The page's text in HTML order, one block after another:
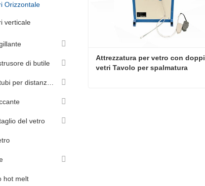
Orizzontale
verticale
di butile
del vetro
hot melt
Attrezzatura per vetro con doppi
vetri Tavolo per spalmatura